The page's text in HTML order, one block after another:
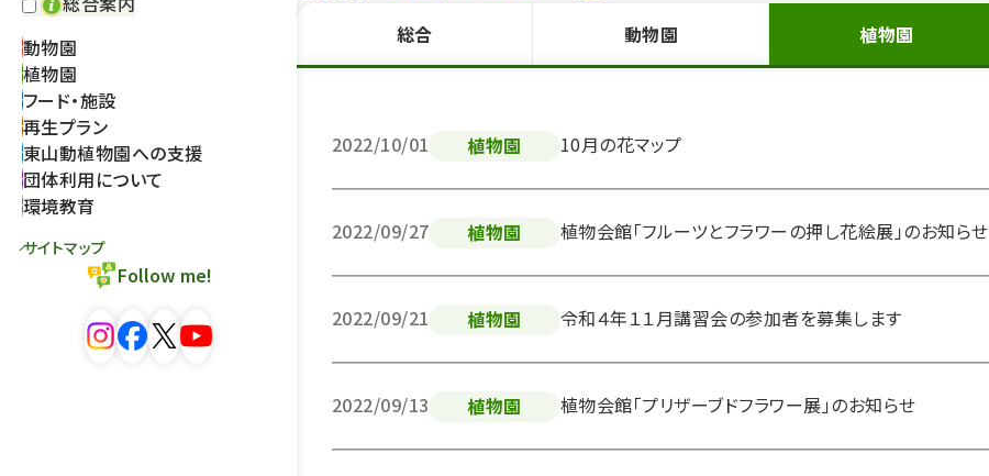
動物園
植物園
フード・施設
再生プラン
東山動植物園への支援
団体利用について
環境教育
サイトマップ
Follow me!
総合 動物園 植物園
2022/10/01 植物園 10月の花マップ
2022/09/27 植物園 植物会館「フルーツとフラワーの押し花絵展」のお知らせ
2022/09/21 植物園 令和４年１１月講習会の参加者を募集します
2022/09/13 植物園 植物会館「プリザーブドフラワー展」のお知らせ